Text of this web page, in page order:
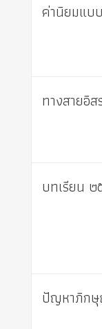
ค่านิยมแบ
ทางสายอิ
บทเรียน ๒
ปัญหาภิก